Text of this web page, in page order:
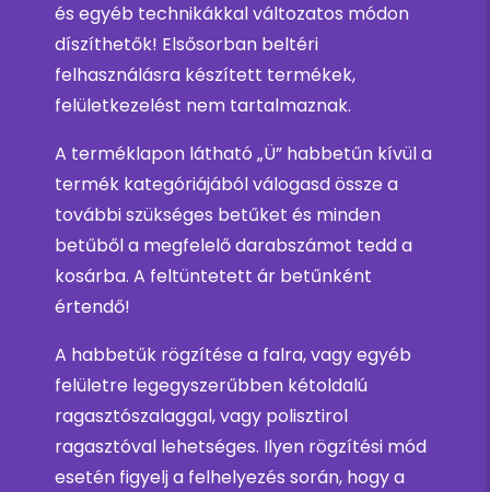
és egyéb technikákkal változatos módon
díszíthetők! Elsősorban beltéri
felhasználásra készített termékek,
felületkezelést nem tartalmaznak.
A terméklapon látható „Ü” habbetűn kívül a
termék kategóriájából válogasd össze a
további szükséges betűket és minden
betűből a megfelelő darabszámot tedd a
kosárba. A feltüntetett ár betűnként
értendő!
A habbetűk rögzítése a falra, vagy egyéb
felületre legegyszerűbben kétoldalú
ragasztószalaggal, vagy polisztirol
ragasztóval lehetséges. Ilyen rögzítési mód
esetén figyelj a felhelyezés során, hogy a